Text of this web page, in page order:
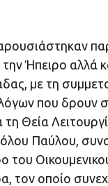
Ήπειρο αλλά
με τη
που δρουν
Θεία
Παύλου,
του
τον οποίο